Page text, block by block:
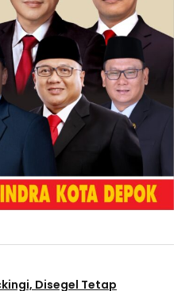
Disegel Tetap